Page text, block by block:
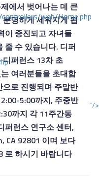
web/Home.php
"/>
에서 벗어나는 데 큰
명하게 세워지게 됩
이 증진되고 자녀들
줄 수 있습니다. 디퍼
퍼런스 13차 초
여러분들을 초대합
로 진행되며 주말반
5:00까지, 주중반
까지 각 11주간동
퍼런스 연구소 센터,
CA 92801 이며 보다
로하시기 바랍니다